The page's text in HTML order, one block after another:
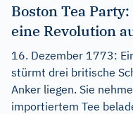
Boston Tea
eine Revolution
16. Dezember 1773:
stürmt drei britische
Anker liegen. Sie
importiertem Tee